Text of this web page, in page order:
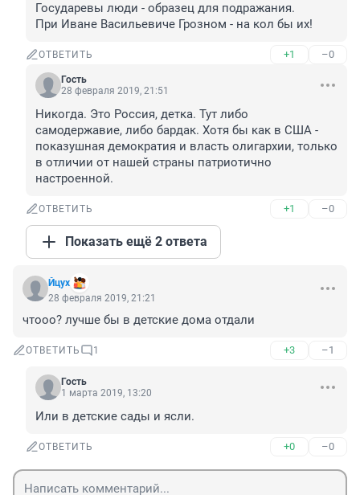
Государевы люди - образец для подражания.
При Иване Васильевиче Грозном - на кол бы их!
ОТВЕТИТЬ +1 –0
Гость
28 февраля 2019, 21:51
Никогда. Это Россия, детка. Тут либо
самодержавие, либо бардак. Хотя бы как в США -
показушная демократия и власть олигархии, только
в отличии от нашей страны патриотично
настроенной.
ОТВЕТИТЬ +1 –0
Показать ещё 2 ответа
Йцух
28 февраля 2019, 21:21
чтооо? лучше бы в детские дома отдали
ОТВЕТИТЬ 1 +3 –1
Гость
1 марта 2019, 13:20
Или в детские сады и ясли.
ОТВЕТИТЬ +0 –0